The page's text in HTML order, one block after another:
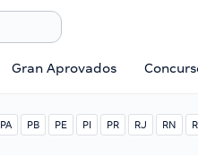
Gran Aprovados
PA PB PE PI PR RJ RN